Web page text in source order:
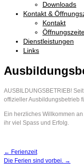
Downloads
Kontakt &
Kontakt
Dienstleistungen
Links
AUSBILDUNGSBETRIEB!
offizieller Ausbildungsbetrieb
Ein herzliches Willkommen
ihr viel Spass und Erfolg.
← Ferienzeit
Die Ferien sind vorbei. →